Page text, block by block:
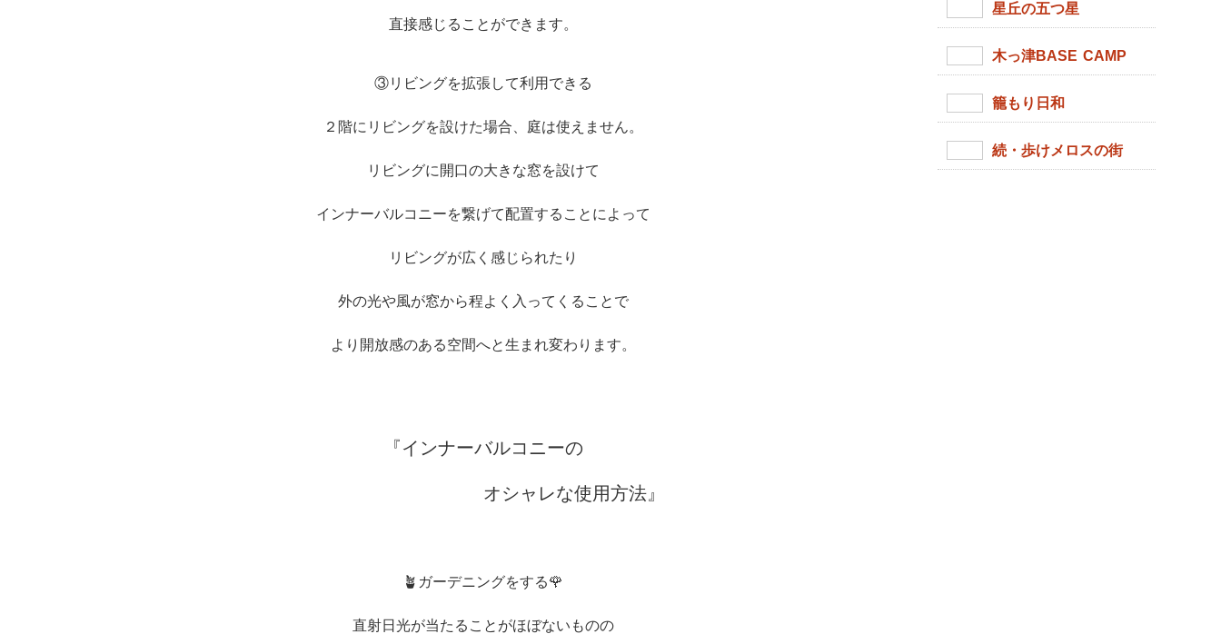
直接感じることができます。
③リビングを拡張して利用できる
２階にリビングを設けた場合、庭は使えません。
リビングに開口の大きな窓を設けて
インナーバルコニーを繋げて配置することによって
リビングが広く感じられたり
外の光や風が窓から程よく入ってくることで
より開放感のある空間へと生まれ変わります。
『インナーバルコニーの
オシャレな使用方法』
🪴ガーデニングをする🌹
直射日光が当たることがほぼないものの
星丘の五つ星
木っ津BASE CAMP
籠もり日和
続・歩けメロスの街